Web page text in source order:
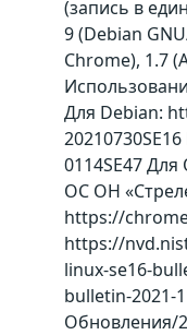
(запись в
9 (Debian
Chrome), 1.7
Для Debian:
0114SE47
ОС ОН
https://
https://
linux-se16-
bulletin-2021-
Обновления/